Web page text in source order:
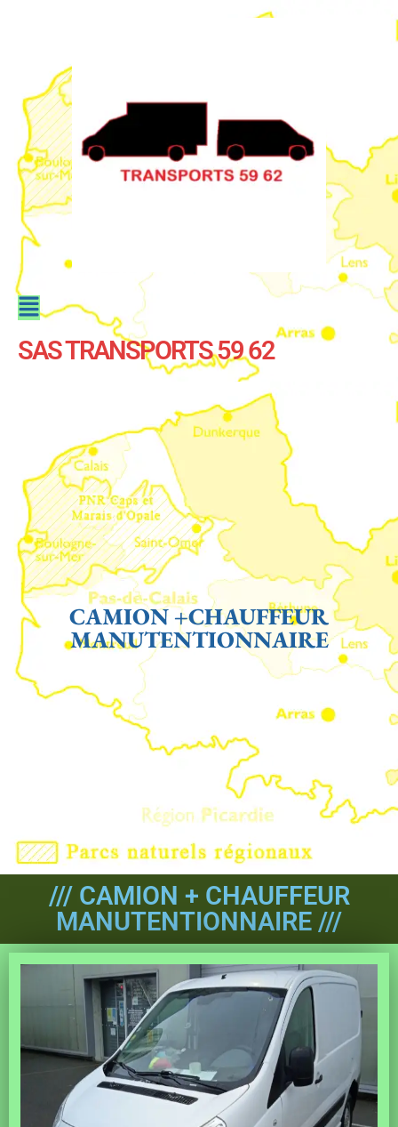
SAS TRANSPORTS 59 62
CAMION +CHAUFFEUR
MANUTENTIONNAIRE
/// CAMION + CHAUFFEUR
MANUTENTIONNAIRE ///